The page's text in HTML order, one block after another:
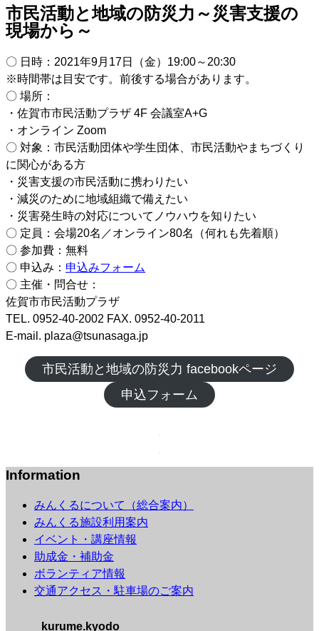
市民活動と地域の防災力～災害支援の
現場から～
〇 日時：2021年9月17日（金）19:00～20:30
※時間帯は目安です。前後する場合があります。
〇 場所：
・佐賀市市民活動プラザ 4F 会議室A+G
・オンライン Zoom
〇 対象：市民活動団体や学生団体、市民活動やまちづくり
に関心がある方
・災害支援の市民活動に携わりたい
・減災のために地域組織で備えたい
・災害発生時の対応についてノウハウを知りたい
〇 定員：会場20名／オンライン80名（何れも先着順）
〇 参加費：無料
〇 申込み： 申込みフォーム
〇 主催・問合せ：
佐賀市市民活動プラザ
TEL. 0952-40-2002 FAX. 0952-40-2011
E-mail. plaza@tsunasaga.jp
市民活動と地域の防災力 facebookページ
申込フォーム
Information
みんくるについて（総合案内）
みんくる施設利用案内
イベント・講座情報
助成金・補助金
ボランティア情報
交通アクセス・駐車場のご案内
kurume.kyodo